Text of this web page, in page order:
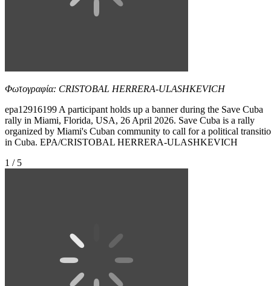
Φωτογραφία: CRISTOBAL HERRERA-ULASHKEVICH
epa12916199 A participant holds up a banner during the Save Cuba
rally in Miami, Florida, USA, 26 April 2026. Save Cuba is a rally
organized by Miami's Cuban community to call for a political
in Cuba. EPA/CRISTOBAL HERRERA-ULASHKEVICH
1 / 5